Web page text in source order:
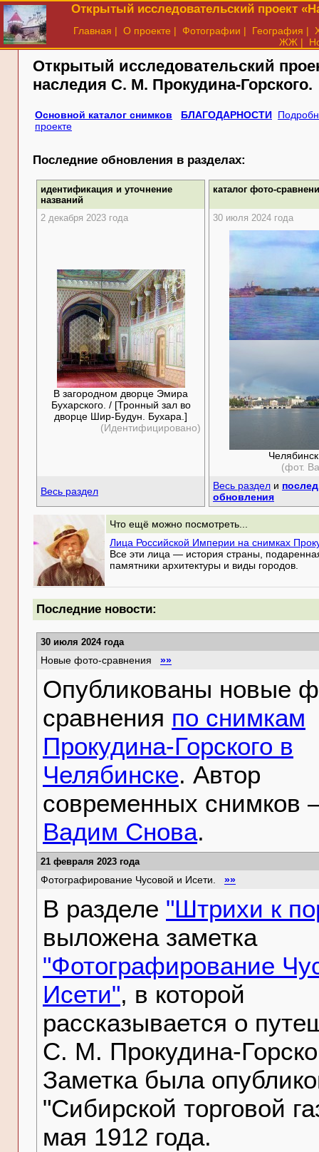
Открытый исследовательский проект
Главная | О проекте | Фотографии | География |
ЖЖ |
Открытый исследовательский
наследия С. М. Прокудина-Горского.
Основной каталог снимков БЛАГОДАРНОСТИ
проекте
Последние обновления в разделах:
идентификация и уточнение
названий
каталог фото-
2 декабря 2023 года 30 июля 2024 года
В загородном дворце Эмира
Бухарского. / [Тронный зал во
дворце Шир-Будун. Бухара.]
(Идентифицировано)
Челябинск
(фот.
Весь раздел Весь раздел и
обновления
Что ещё можно посмотреть...
Лица Российской Империи на снимках
Все эти лица — история страны,
памятники архитектуры и виды городов.
Последние новости:
30 июля 2024 года
Новые фото-сравнения »»
Опубликованы новые
сравнения по снимкам
Прокудина-Горского в
Челябинске. Автор
современных снимков
Вадим Снова.
21 февраля 2023 года
Фотографирование Чусовой и Исети. »»
В разделе "Штрихи к
выложена заметка
"Фотографирование
Исети", в которой
рассказывается о
С. М. Прокудина-
Заметка была
"Сибирской торговой
мая 1912 года.